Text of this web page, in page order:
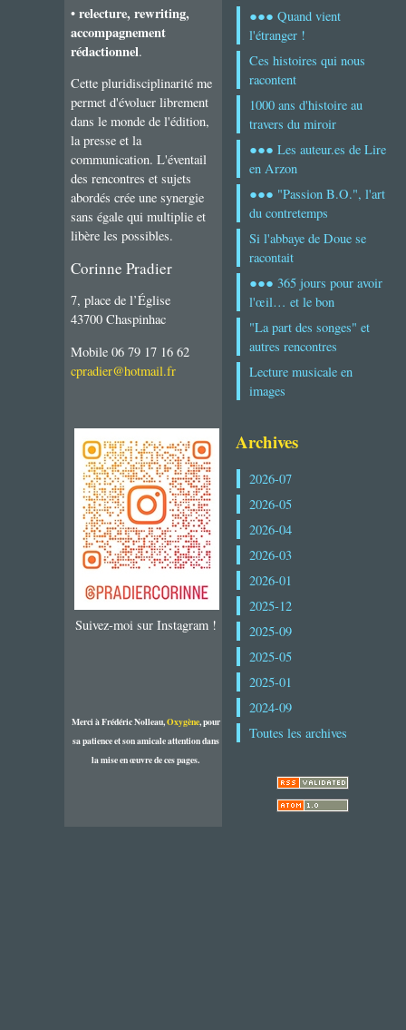
• relecture, rewriting,
accompagnement
rédactionnel.
Cette pluridisciplinarité me
permet d'évoluer librement
dans le monde de l'édition,
la presse et la
communication. L'éventail
des rencontres et sujets
abordés crée une synergie
sans égale qui multiplie et
libère les possibles.
Corinne Pradier
7, place de l’Église
43700 Chaspinhac
Mobile 06 79 17 16 62
cpradier@hotmail.fr
Suivez-moi sur Instagram !
Merci à Frédéric Nolleau,Oxygène, pour
sa patience et son amicale attention dans
la mise en œuvre de ces pages.
●●● Quand vient
l'étranger !
Ces histoires qui nous
racontent
1000 ans d'histoire au
travers du miroir
●●● Les auteur.es de Lire
en Arzon
●●● "Passion B.O.", l'art
du contretemps
Si l'abbaye de Doue se
racontait
●●● 365 jours pour avoir
l'œil… et le bon
"La part des songes" et
autres rencontres
Lecture musicale en
images
Archives
2026-07
2026-05
2026-04
2026-03
2026-01
2025-12
2025-09
2025-05
2025-01
2024-09
Toutes les archives